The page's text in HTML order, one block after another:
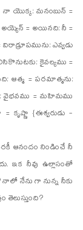
నా యొక్క; మనంబున్ =
అయ్యెన్ = అయినది; నీ =
ఎవ్వడు
కైవల్యము =
ఆత్మ = పరమాత్మను;
వైభవము = మహిమము
{ఈశ్వరుడు -
ఆనందం నిండించే నీ
ఇక నీవు ఉల్లాసంతో
నేను గా నున్న నీకు